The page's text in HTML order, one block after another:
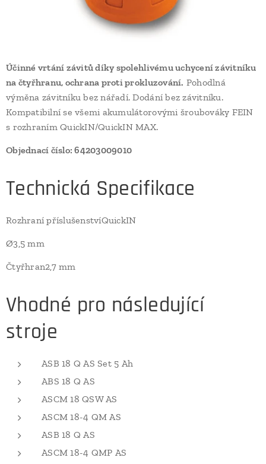
Účinné vrtání závitů díky spolehlivému uchycení závitníku
na čtyřhranu, ochrana proti prokluzování. Pohodlná
výměna závitníku bez nářadí. Dodání bez závitníku.
Kompatibilní se všemi akumulátorovými šroubováky FEIN
s rozhraním QuickIN/QuickIN MAX.
Objednací číslo: 64203009010
Technická Specifikace
Rozhraní příslušenstvíQuickIN
Ø3,5 mm
Čtyřhran2,7 mm
Vhodné pro následující
stroje
ASB 18 Q AS Set 5 Ah
ABS 18 Q AS
ASCM 18 QSW AS
ASCM 18-4 QM AS
ASB 18 Q AS
ASCM 18-4 QMP AS